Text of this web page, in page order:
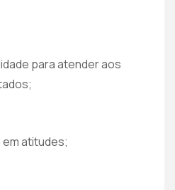
para atender aos
atitudes;